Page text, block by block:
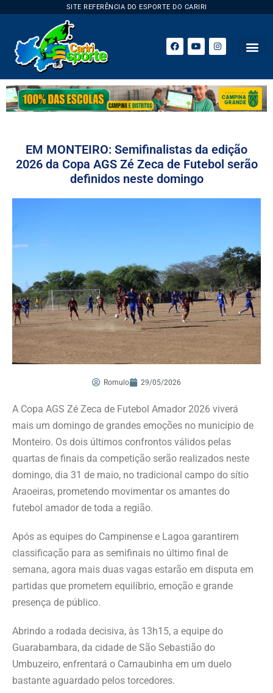
SITE REFERÊNCIA DO ESPORTE DO CARIRI
EM MONTEIRO: Semifinalistas da edição
2026 da Copa AGS Zé Zeca de Futebol serão
definidos neste domingo
Romulo 29/05/2026
A Copa AGS Zé Zeca de Futebol Amador 2026 viverá
mais um domingo de grandes emoções no município de
Monteiro. Os dois últimos confrontos válidos pelas
quartas de finais da competição serão realizados neste
domingo, dia 31 de maio, no tradicional campo do sítio
Araoeiras, prometendo movimentar os amantes do
futebol amador de toda a região.
Após as equipes do Campinense e Lagoa garantirem
classificação para as semifinais no último final de
semana, agora mais duas vagas estarão em disputa em
partidas que prometem equilíbrio, emoção e grande
presença de público.
Abrindo a rodada decisiva, às 13h15, a equipe do
Guarabambara, da cidade de São Sebastião do
Umbuzeiro, enfrentará o Carnaubinha em um duelo
bastante aguardado pelos torcedores.